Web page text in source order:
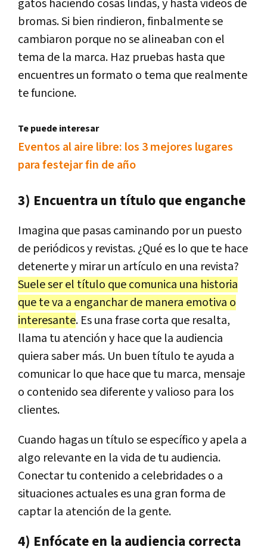
gatos haciendo cosas lindas, y hasta videos de
bromas. Si bien rindieron, finbalmente se
cambiaron porque no se alineaban con el
tema de la marca. Haz pruebas hasta que
encuentres un formato o tema que realmente
te funcione.
Te puede interesar
Eventos al aire libre: los 3 mejores lugares
para festejar fin de año
3) Encuentra un título que enganche
Imagina que pasas caminando por un puesto
de periódicos y revistas. ¿Qué es lo que te hace
detenerte y mirar un artículo en una revista?
Suele ser el título que comunica una historia
que te va a enganchar de manera emotiva o
interesante. Es una frase corta que resalta,
llama tu atención y hace que la audiencia
quiera saber más. Un buen título te ayuda a
comunicar lo que hace que tu marca, mensaje
o contenido sea diferente y valioso para los
clientes.
Cuando hagas un título se específico y apela a
algo relevante en la vida de tu audiencia.
Conectar tu contenido a celebridades o a
situaciones actuales es una gran forma de
captar la atención de la gente.
4) Enfócate en la audiencia correcta